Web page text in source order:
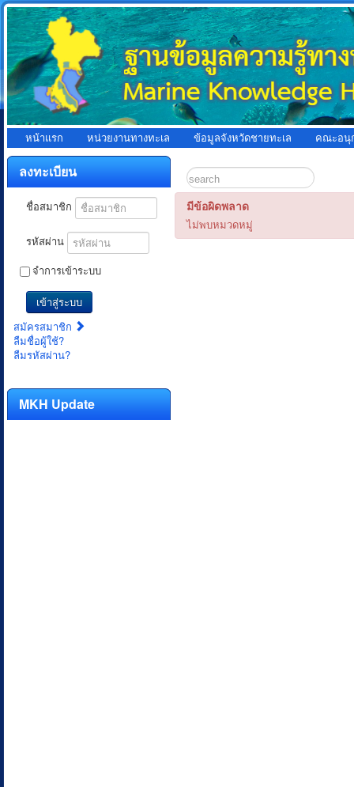
หน้าแรก หน่วยงานทางทะเล ข้อมูลจังหวัดชายทะเล คณะอนุ
ลงทะเบียน
ชื่อสมาชิก
รหัสผ่าน
จำการเข้าระบบ
เข้าสู่ระบบ
สมัครสมาชิก
ลืมชื่อผู้ใช้?
ลืมรหัสผ่าน?
MKH Update
มีข้อผิดพลาด
ไม่พบหมวดหมู่